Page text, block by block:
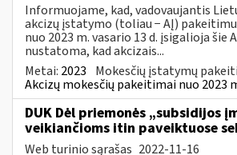
Informuojame, kad, vadovaujantis
akcizų įstatymo (toliau − AĮ) pakeitimu
nuo 2023 m. vasario 13 d. įsigalioja šie
nustatoma, kad akcizais...
Metai: 2023 Mokesčių įstatymų
Akcizų mokesčių pakeitimai nuo 2023
DUK Dėl priemonės „subsidijos
veikiančioms itin paveiktuose
Web turinio sąrašas 2022-11-16